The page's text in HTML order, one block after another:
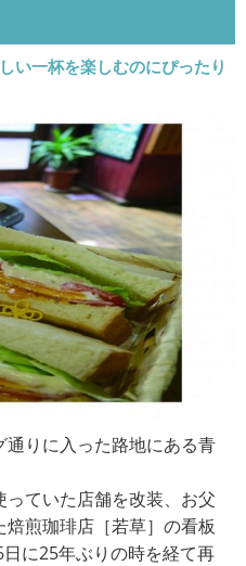
い一杯を楽しむのにぴったり
りに入った路地にある青
ていた店舗を改装、お父
煎珈琲店［若草］の看板
に25年ぶりの時を経て再